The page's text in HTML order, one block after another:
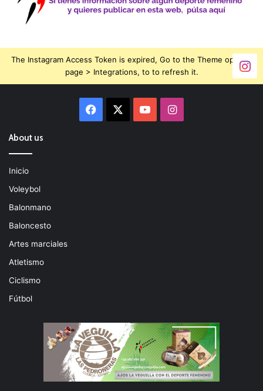
The Instagram Access Token is expired, Go to the Theme options
page > Integrations, to to refresh it.
Facebook YouTubeInstagram
About us
Inicio
Voleybol
Balonmano
Baloncesto
Artes marciales
Atletismo
Ciclismo
Fútbol